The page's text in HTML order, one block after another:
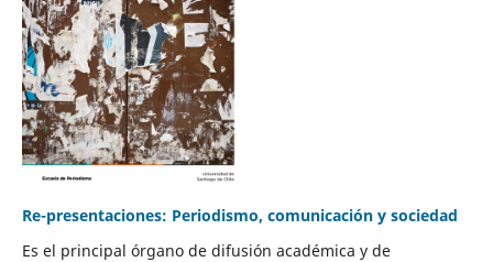
Re-presentaciones: Periodismo, comunicación y sociedad
Es el principal órgano de difusión académica y de